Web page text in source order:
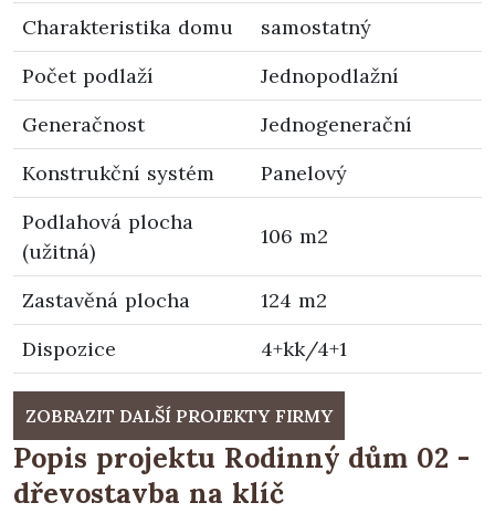
Charakteristika domu
samostatný
Počet podlaží
Jednopodlažní
Generačnost
Jednogenerační
Konstrukční systém
Panelový
Podlahová plocha
(užitná)
106 m2
Zastavěná plocha
124 m2
Dispozice
4+kk/4+1
ZOBRAZIT DALŠÍ PROJEKTY FIRMY
Popis projektu Rodinný dům 02 -
dřevostavba na klíč